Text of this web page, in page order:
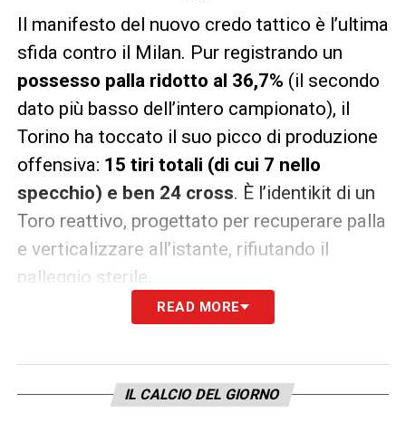
Il manifesto del nuovo credo tattico è l’ultima
sfida contro il Milan. Pur registrando un
possesso palla ridotto al 36,7% (il secondo
dato più basso dell’intero campionato), il
Torino ha toccato il suo picco di produzione
offensiva: 15 tiri totali (di cui 7 nello
specchio) e ben 24 cross. È l’identikit di un
Toro reattivo, progettato per recuperare palla
e verticalizzare all’istante, rifiutando il
palleggio sterile.
Vlasic motore
In questo scacchiere aggressivo, Vlasic è
l’uomo chiave: contro i rossoneri ha toccato
READ MORE
IL CALCIO DEL GIORNO